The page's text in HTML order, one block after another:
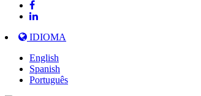
IDIOMA
English
Spanish
Português